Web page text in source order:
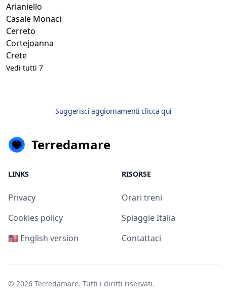
Arianiello
Casale Monaci
Cerreto
Cortejoanna
Crete
Vedi tutti 7
Suggerisci aggiornamenti clicca qui
Terredamare
LINKS
Privacy
Cookies policy
🇺🇸 English version
RISORSE
Orari treni
Spiaggie Italia
Contattaci
© 2026 Terredamare. Tutti i diritti riservati.